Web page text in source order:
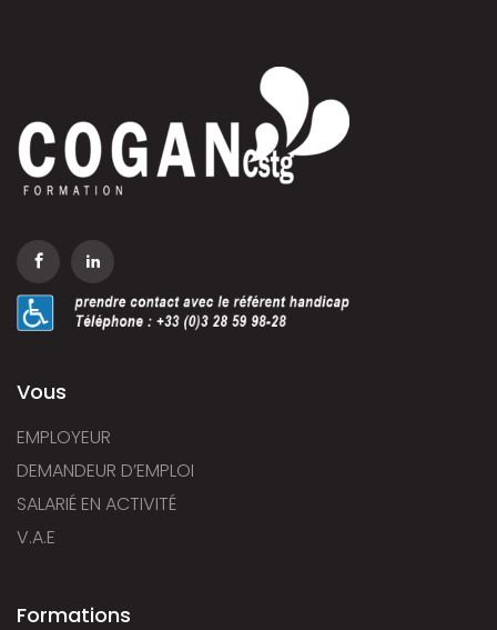
Vous
EMPLOYEUR
DEMANDEUR D’EMPLOI
SALARIÉ EN ACTIVITÉ
V.A.E
Formations